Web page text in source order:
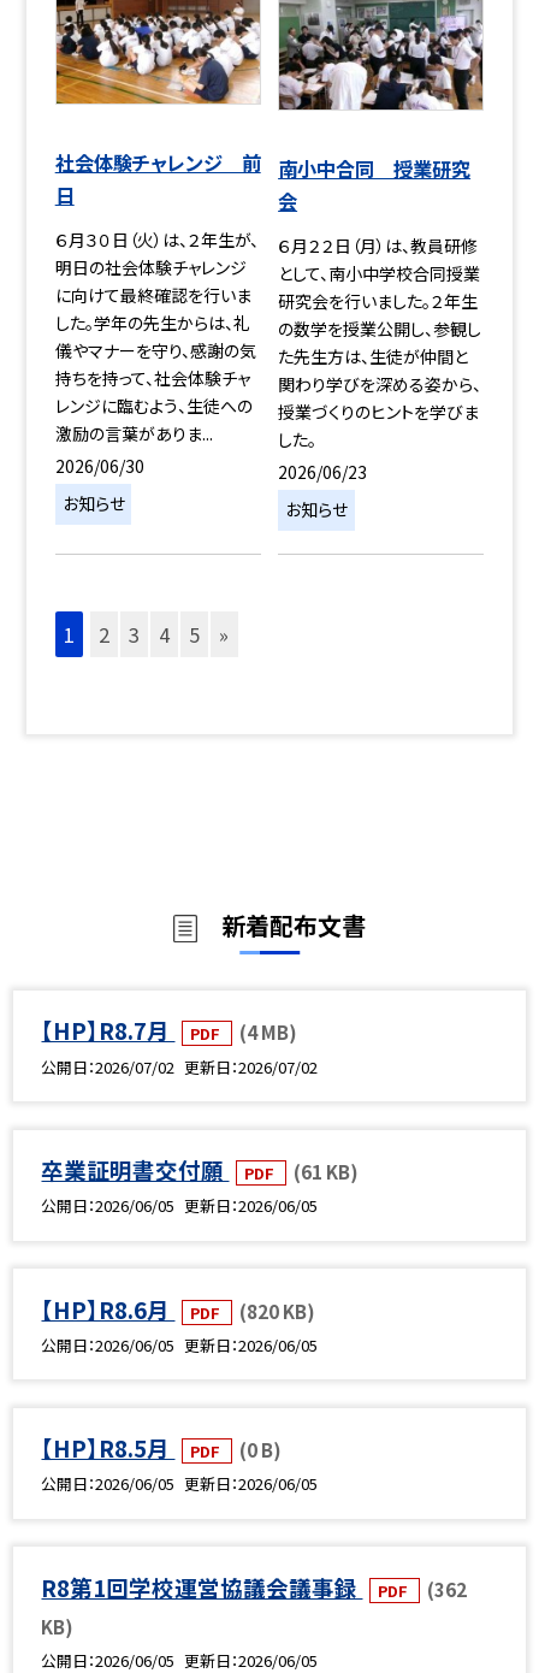
社会体験チャレンジ 前
日
６月３０日（火）は、２年生が、
明日の社会体験チャレンジ
に向けて最終確認を行いま
した。学年の先生からは、礼
儀やマナーを守り、感謝の気
持ちを持って、社会体験チャ
レンジに臨むよう、生徒への
激励の言葉がありま...
2026/06/30
お知らせ
南小中合同 授業研究
会
６月２２日（月）は、教員研修
として、南小中学校合同授業
研究会を行いました。２年生
の数学を授業公開し、参観し
た先生方は、生徒が仲間と
関わり学びを深める姿から、
授業づくりのヒントを学びま
した。
2026/06/23
お知らせ
1 2 3 4 5 »
新着配布文書
【HP】R8.7月 PDF (4 MB)
公開日 2026/07/02 更新日 2026/07/02
卒業証明書交付願 PDF (61 KB)
公開日 2026/06/05 更新日 2026/06/05
【HP】R8.6月 PDF (820 KB)
公開日 2026/06/05 更新日 2026/06/05
【HP】R8.5月 PDF (0 B)
公開日 2026/06/05 更新日 2026/06/05
R8第1回学校運営協議会議事録 PDF
(362
KB)
公開日 2026/06/05 更新日 2026/06/05